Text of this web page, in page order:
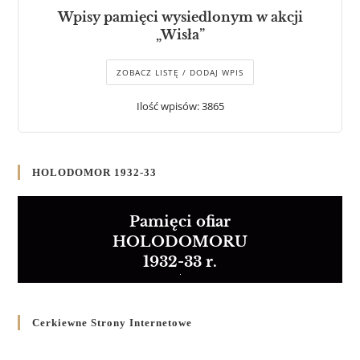
Wpisy pamięci wysiedlonym w akcji
„Wisła”
ZOBACZ LISTĘ / DODAJ WPIS
Ilość wpisów: 3865
HOLODOMOR 1932-33
Pamięci ofiar
HOLODOMORU
1932-33 r.
Cerkiewne Strony Internetowe